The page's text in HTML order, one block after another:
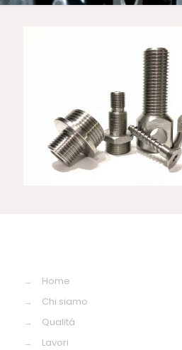
→
Home
→
Chi siamo
→
Qualitá
→
Lavori